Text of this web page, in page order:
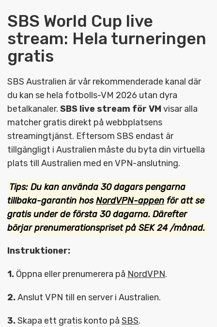
SBS World Cup live
stream: Hela turneringen
gratis
SBS Australien är vår rekommenderade kanal där
du kan se hela fotbolls-VM 2026 utan dyra
betalkanaler. SBS live stream för VMvisar alla
matcher gratis direkt på webbplatsens
streamingtjänst. Eftersom SBS endast är
tillgängligt i Australien måste du byta din virtuella
plats till Australien med en VPN-anslutning.
Tips: Du kan använda 30 dagars pengarna
tillbaka-garantin hosNordVPN-appen för att se
gratis under de första 30 dagarna. Därefter
börjar prenumerationspriset på SEK 24 /månad.
Instruktioner:
1. Öppna eller prenumerera på NordVPN.
2.Anslut VPN till en server i Australien.
3.Skapa ett gratis konto på SBS.